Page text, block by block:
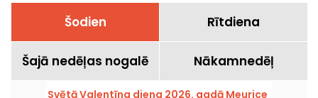
Šodien Rītdiena
Šajā nedēļas nogalē Nākamnedēļ
Svētā Valentīna diena 2026. gadā Meurice